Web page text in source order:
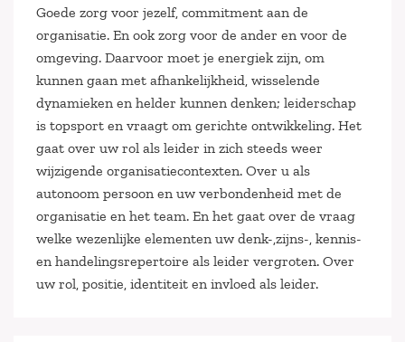
Goede zorg voor jezelf, commitment aan de
organisatie. En ook zorg voor de ander en voor de
omgeving. Daarvoor moet je energiek zijn, om
kunnen gaan met afhankelijkheid, wisselende
dynamieken en helder kunnen denken; leiderschap
is topsport en vraagt om gerichte ontwikkeling. Het
gaat over uw rol als leider in zich steeds weer
wijzigende organisatiecontexten. Over u als
autonoom persoon en uw verbondenheid met de
organisatie en het team. En het gaat over de vraag
welke wezenlijke elementen uw denk-,zijns-, kennis-
en handelingsrepertoire als leider vergroten. Over
uw rol, positie, identiteit en invloed als leider.